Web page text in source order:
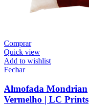
Comprar
Quick view
Add to wishlist
Fechar
Almofada Mondrian
Vermelho | LC Prints